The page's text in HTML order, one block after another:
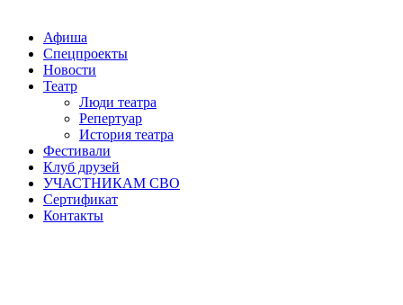
Афиша
Спецпроекты
Новости
Театр
Люди театра
Репертуар
История театра
Фестивали
Клуб друзей
УЧАСТНИКАМ СВО
Сертификат
Контакты